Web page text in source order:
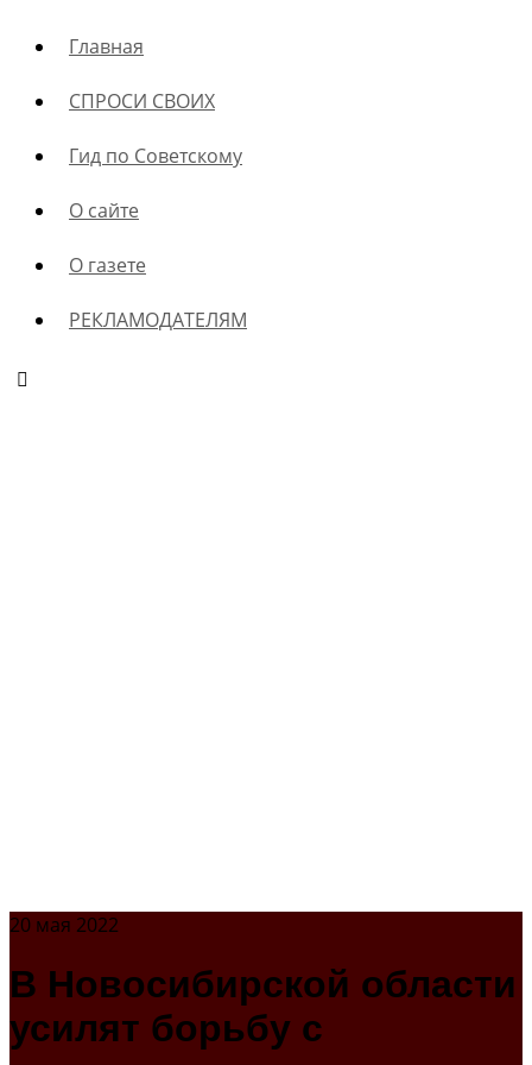
Главная
СПРОСИ СВОИХ
Гид по Советскому
О сайте
О газете
РЕКЛАМОДАТЕЛЯМ
20 мая 2022
В Новосибирской области
усилят борьбу с